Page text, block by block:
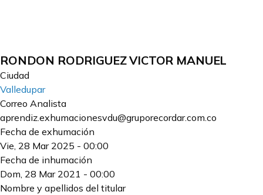
RONDON RODRIGUEZ VICTOR MANUEL
Ciudad
Valledupar
Correo Analista
aprendiz.exhumacionesvdu@gruporecordar.com.co
Fecha de exhumación
Vie, 28 Mar 2025 - 00:00
Fecha de inhumación
Dom, 28 Mar 2021 - 00:00
Nombre y apellidos del titular